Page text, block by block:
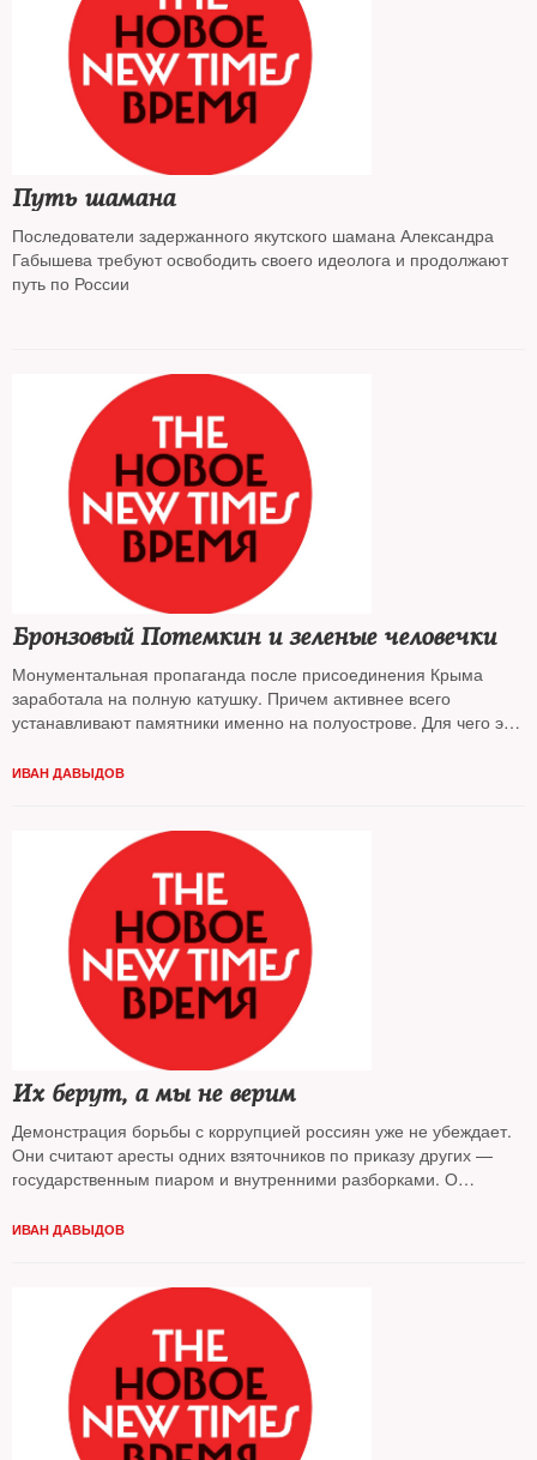
Путь шамана
Последователи задержанного якутского шамана Александра
Габышева требуют освободить своего идеолога и продолжают
путь по России
Бронзовый Потемкин и зеленые человечки
Монументальная пропаганда после присоединения Крыма
заработала на полную катушку. Причем активнее всего
устанавливают памятники именно на полуострове. Для чего это
ИВАН ДАВЫДОВ
Их берут, а мы не верим
Демонстрация борьбы с коррупцией россиян уже не убеждает.
Они считают аресты одних взяточников по приказу других —
государственным пиаром и внутренними разборками. О
ИВАН ДАВЫДОВ